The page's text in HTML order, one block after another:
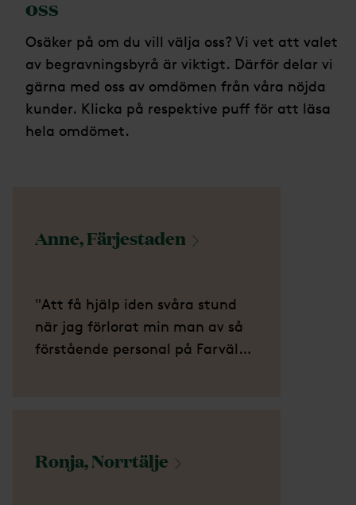
oss
Osäker på om du vill välja oss? Vi vet att valet
av begravningsbyrå är viktigt. Därför delar vi
gärna med oss av omdömen från våra nöjda
kunder. Klicka på respektive puff för att läsa
hela omdömet.
Anne,Färjestaden
"Att få hjälp iden svåra stund
när jag förlorat min man av så
förstående personal på Farväl
Ronja,Norrtälje